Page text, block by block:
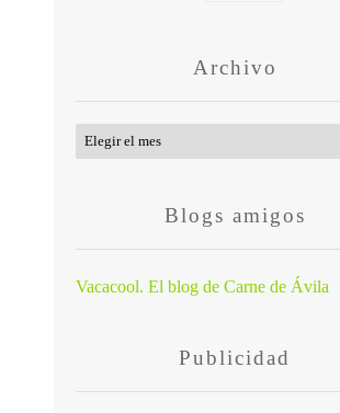
Archivo
Archivo
Blogs amigos
Vacacool. El blog de Carne de Ávila
Publicidad